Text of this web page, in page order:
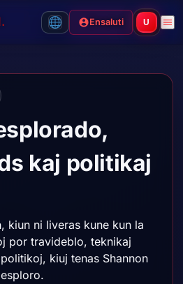
Ensaluti U
kaj politikaj
kiun ni liveras kune kun la
por travideblo, teknikaj
kiuj tenas Shannon